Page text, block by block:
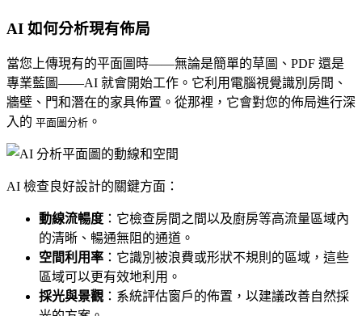
AI 如何分析現有佈局
當您上傳現有的平面圖時——無論是簡單的草圖、PDF 還是
專業藍圖——AI 就會開始工作。它利用電腦視覺識別房間、
牆壁、門和潛在的家具佈置。從那裡，它會對您的佈局進行深
入的 平面圖分析 。
AI 檢查良好設計的關鍵方面：
動線流暢度 ：它檢查房間之間以及廚房等高流量區域內
的清晰、暢通無阻的通道。
空間利用率 ：它識別被浪費或形狀不規則的區域，這些
區域可以更有效地利用。
採光與景觀 ：系統評估窗戶的佈置，以建議改善自然採